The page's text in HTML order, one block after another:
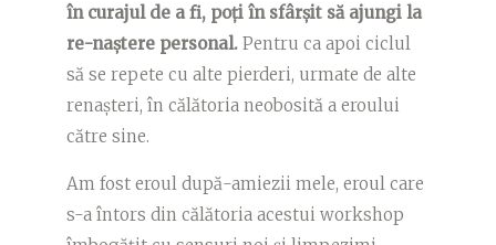
în curajul de a fi, poți în sfârșit să ajungi la
re-naștere personal. Pentru ca apoi ciclul
să se repete cu alte pierderi, urmate de alte
renașteri, în călătoria neobosită a eroului
către sine.
Am fost eroul după-amiezii mele, eroul care
s-a întors din călătoria acestui workshop